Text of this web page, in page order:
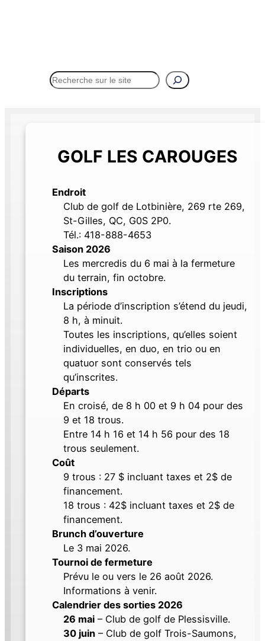
Rechercher
GOLF LES CAROUGES
Endroit
Club de golf de Lotbinière, 269 rte 269,
St-Gilles, QC, G0S 2P0.
Tél.: 418-888-4653
Saison 2026
Les mercredis du 6 mai à la fermeture
du terrain, fin octobre.
Inscriptions
La période d’inscription s’étend du jeudi,
8 h, à minuit.
Toutes les inscriptions, qu’elles soient
individuelles, en duo, en trio ou en
quatuor sont conservés tels
qu’inscrites.
Départs
En croisé, de 8 h 00 et 9 h 04 pour des
9 et 18 trous.
Entre 14 h 16 et 14 h 56 pour des 18
trous seulement.
Coût
9 trous : 27 $ incluant taxes et 2$ de
financement.
18 trous : 42$ incluant taxes et 2$ de
financement.
Brunch d’ouverture
Le 3 mai 2026.
Tournoi de fermeture
Prévu le ou vers le 26 août 2026.
Informations à venir.
Calendrier des sorties 2026
26 mai– Club de golf de Plessisville.
30 juin– Club de golf Trois-Saumons,